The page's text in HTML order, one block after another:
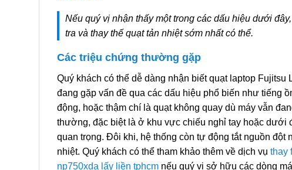
Nếu quý vị nhận thấy một trong các dấu hiệu dưới
tra và thay thế quạt tản nhiệt sớm nhất có thể.
Các triệu chứng thường gặp
Quý khách có thể dễ dàng nhận biết quạt laptop Fujitsu
đang gặp vấn đề qua các dấu hiệu phổ biến như tiếng
động, hoặc thậm chí là quạt không quay dù máy vẫn
thường, đặc biệt là ở khu vực chiếu nghỉ tay hoặc dưới
quan trọng. Đôi khi, hệ thống còn tự động tắt nguồn đột
nhiệt. Quý khách có thể tham khảo thêm về dịch vụ thay
np750xda lấy liền tphcmnếu quý vị sở hữu các dòng